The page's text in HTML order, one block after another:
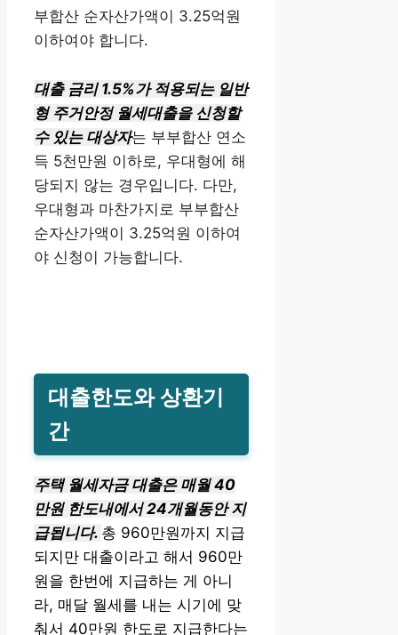
부합산 순자산가액이 3.25억원
이하여야 합니다.
대출 금리 1.5%가 적용되는 일반
형 주거안정 월세대출을 신청할
수 있는 대상자는 부부합산 연소
득 5천만원 이하로, 우대형에 해
당되지 않는 경우입니다. 다만,
우대형과 마찬가지로 부부합산
순자산가액이 3.25억원 이하여
야 신청이 가능합니다.
대출한도와 상환기
간
주택 월세자금 대출은 매월 40
만원 한도내에서 24개월동안 지
급됩니다. 총 960만원까지 지급
되지만 대출이라고 해서 960만
원을 한번에 지급하는 게 아니
라, 매달 월세를 내는 시기에 맞
춰서 40만원 한도로 지급한다는